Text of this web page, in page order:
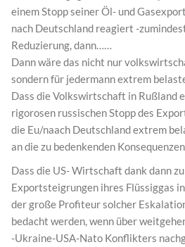
einem Stopp seiner Öl- und
nach Deutschland reagiert -
Reduzierung, dann……
Dann wäre das nicht nur
sondern für jedermann extrem
Dass die Volkswirtschaft in Rußland
rigorosen russischen Stopp des
die Eu/naach Deutschland extrem
an die zu bedenkenden
Dass die US- Wirtschaft dank dann
Exportsteigrungen ihres Flüssiggas
der große Profiteur solcher
bedacht werden, wenn über
-Ukraine-USA-Nato Konflikters